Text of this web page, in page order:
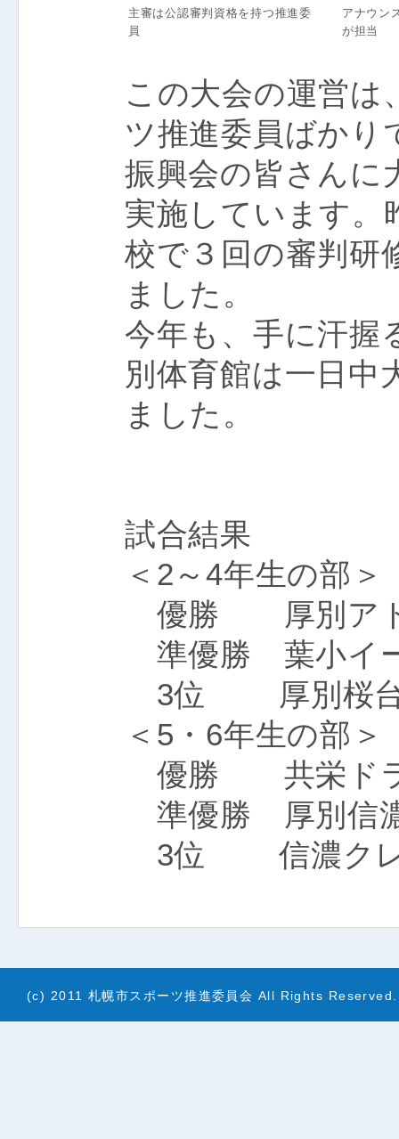
主審は公認審判資格を持つ推進委
員
アナウン
が担当
この大会の運営は
ツ推進委員ばかり
振興会の皆さんに
実施しています。
校で３回の審判研
ました。
今年も、手に汗握
別体育館は一日中
ました。
試合結果
＜2～4年生の部＞
優勝 厚別アト
準優勝 葉小イ
3位 厚別桜台
＜5・6年生の部＞
優勝 共栄ド
準優勝 厚別信
3位 信濃クレ
(c) 2011 札幌市スポーツ推進委員会 All Rights Reserved.